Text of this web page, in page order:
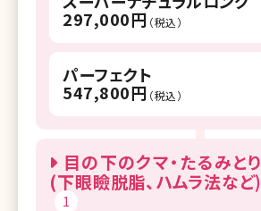
297,000円 （税込）
パーフェクト
547,800円 （税込）
目の下のクマ・たるみとり
(下眼瞼脱脂、ハムラ法など)
1